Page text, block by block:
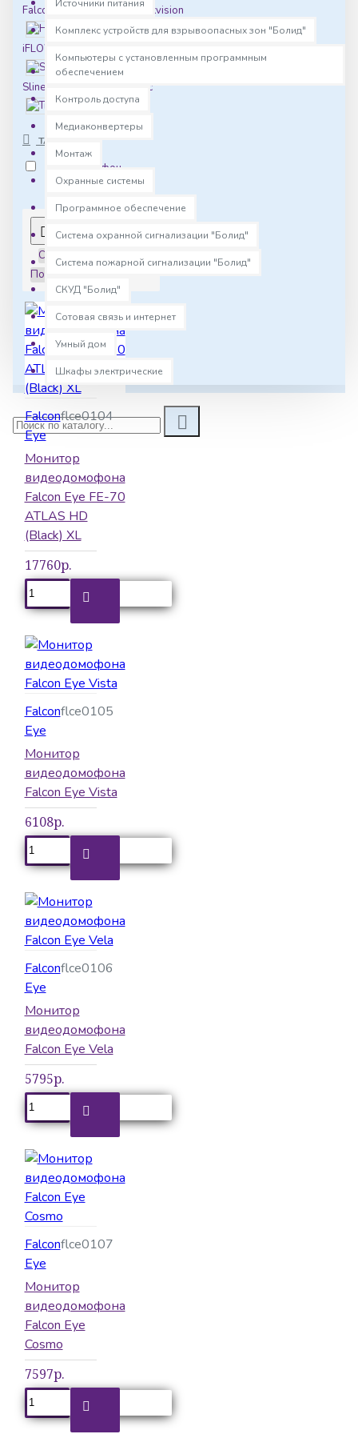
Источники питания
Комплекс устройств для взрывоопасных зон "Болид"
Компьютеры с установленным программным
обеспечением
Контроль доступа
Медиаконвертеры
Монтаж
Охранные системы
Программное обеспечение
Система охранной сигнализации "Болид"
Система пожарной сигнализации "Болид"
СКУД "Болид"
Сотовая связь и интернет
Умный дом
Шкафы электрические
Falcon Eye
Hikvision
HiWatch
iFLOW
SatVision
Slinex
Smartec
True IP
TAGS
видеодомофон
0
Сортировка:
Показать:
Falcon
Eye
flce0104
Монитор
видеодомофона
Falcon Eye FE-70
ATLAS HD
(Black) XL
17760р.
Falcon
Eye
flce0105
Монитор
видеодомофона
Falcon Eye Vista
6108р.
Falcon
Eye
flce0106
Монитор
видеодомофона
Falcon Eye Vela
5795р.
Falcon
Eye
flce0107
Монитор
видеодомофона
Falcon Eye
Cosmo
7597р.